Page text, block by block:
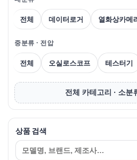
전체 데이터로거 열화상카메
중분류 · 전압
전체 오실로스코프 테스터기
전체 카테고리 · 소분
상품 검색